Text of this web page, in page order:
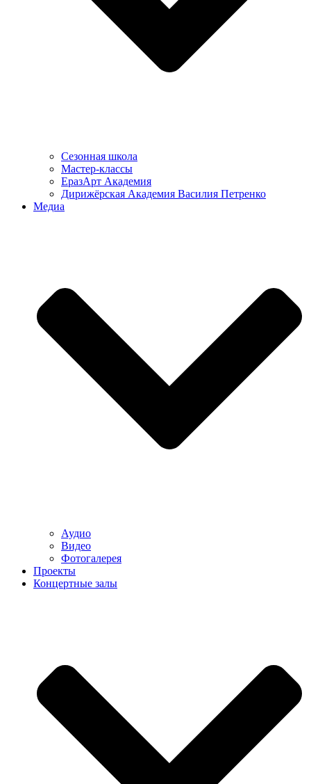
Сезонная школа
Мастер-классы
ЕразАрт Академия
Дирижёрская Академия Василия Петренко
Медиа
Аудио
Видео
Фотогалерея
Проекты
Концертные залы